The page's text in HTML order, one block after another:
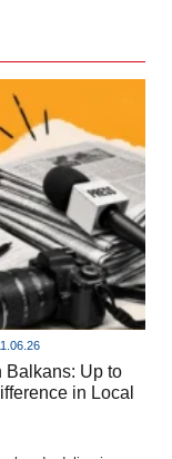
Balkans: Up to
in Local